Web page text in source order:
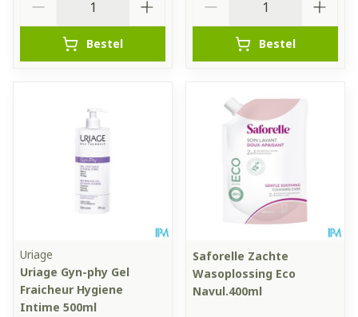
Bestel Bestel
Uriage
Uriage Gyn-phy Gel
Fraicheur Hygiene
Intime 500ml
Saforelle Zachte
Wasoplossing Eco
Navul.400ml